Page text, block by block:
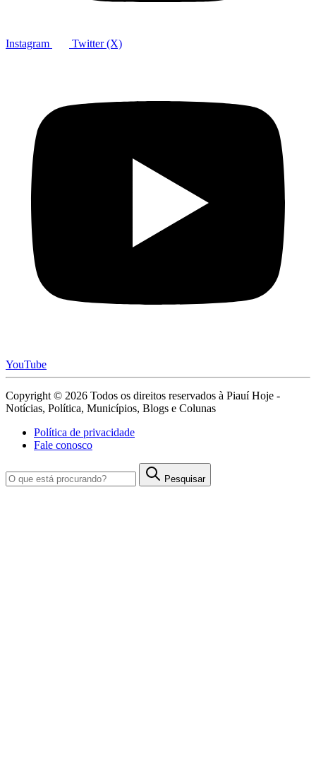
Instagram Twitter (X)
YouTube
Copyright © 2026 Todos os direitos reservados à Piauí Hoje -
Notícias, Política, Municípios, Blogs e Colunas
Política de privacidade
Fale conosco
Pesquisar